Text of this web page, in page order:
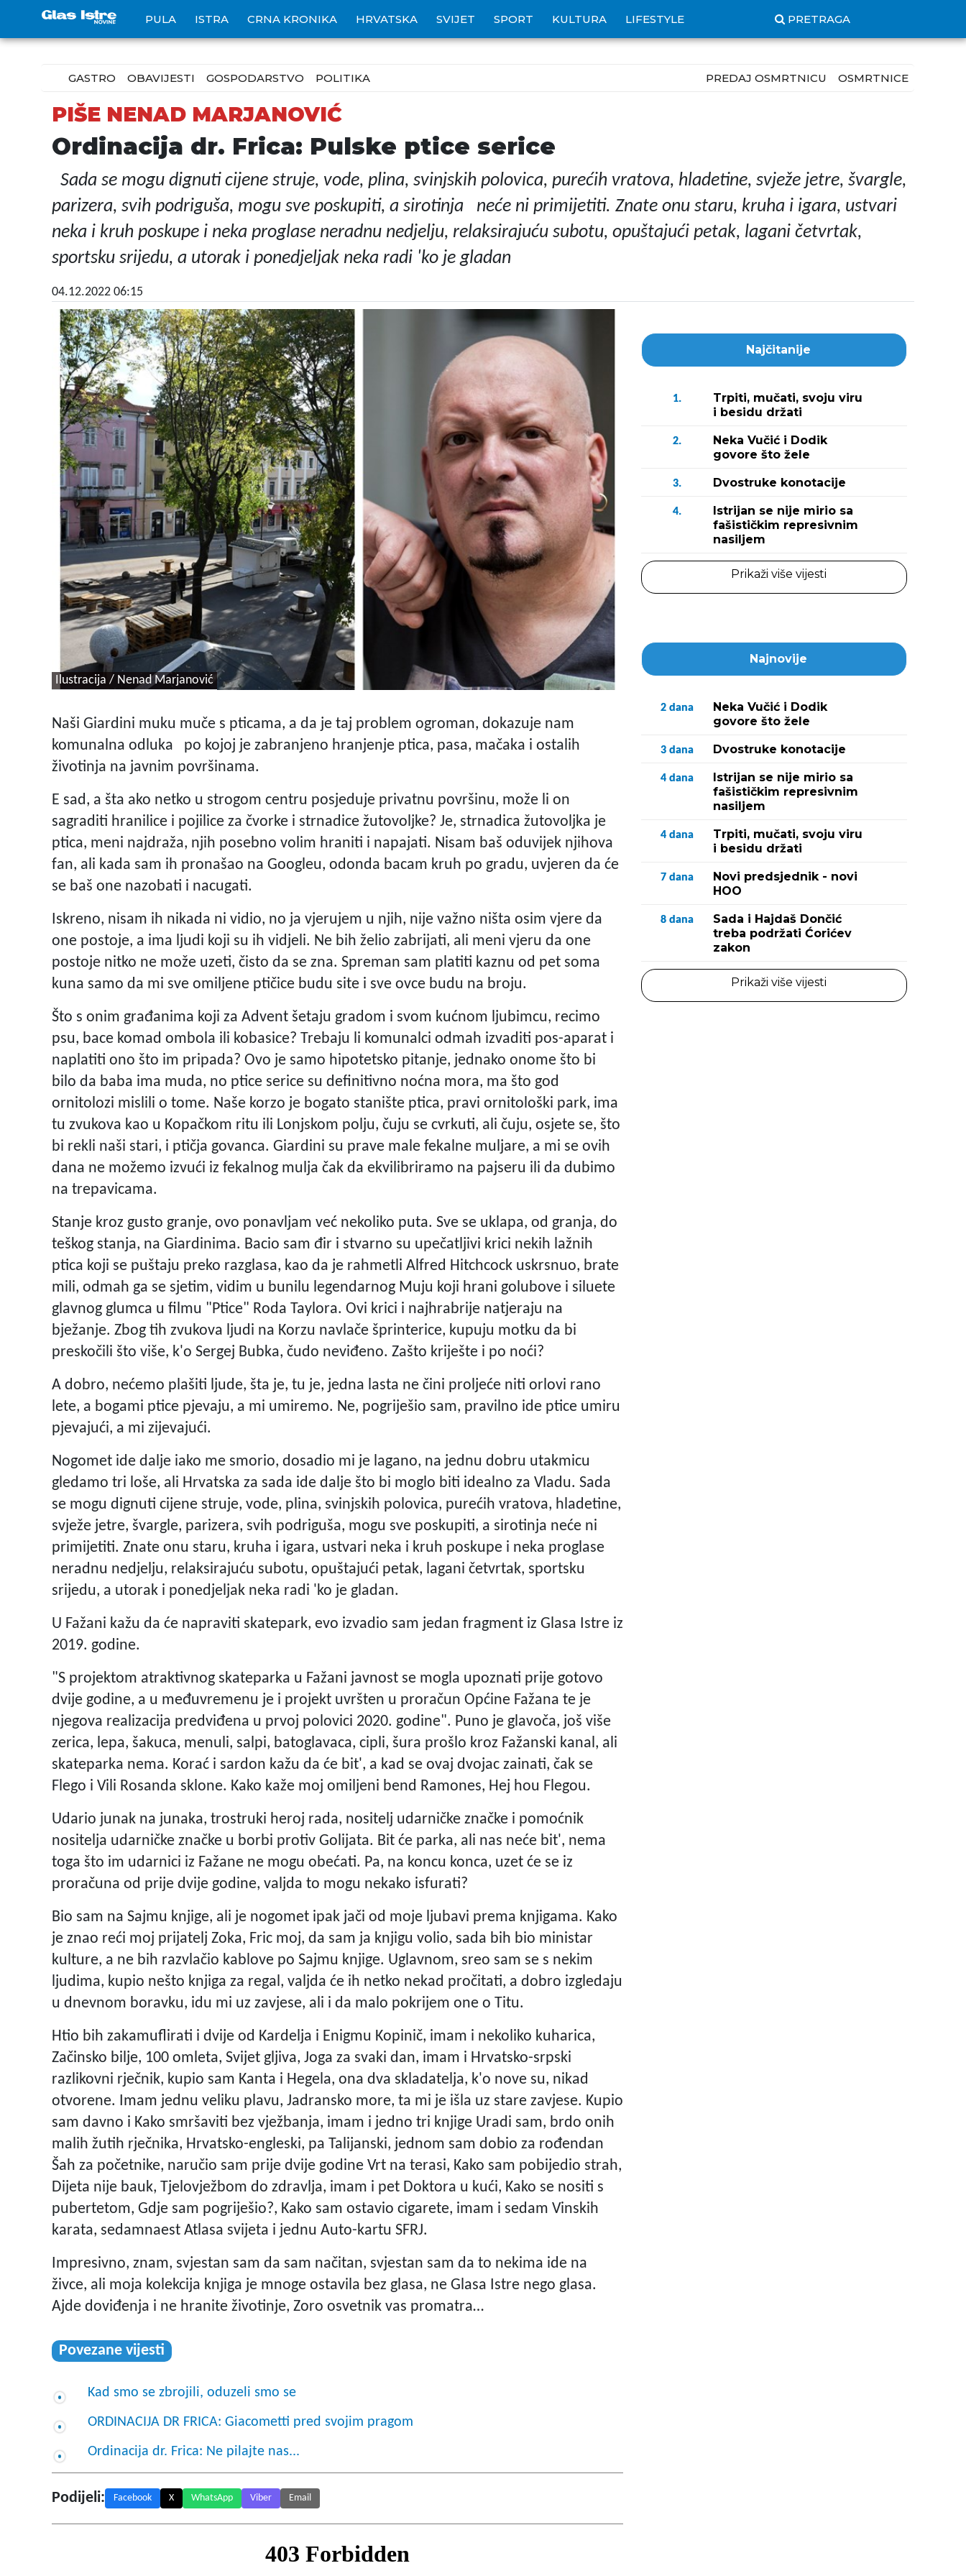
PULA ISTRA CRNA KRONIKA HRVATSKA SVIJET SPORT KULTURA LIFESTYLE PRETRAGA
GASTRO OBAVIJESTI GOSPODARSTVO POLITIKA PREDAJ OSMRTNICU OSMRTNICE
PIŠE NENAD MARJANOVIĆ
Ordinacija dr. Frica: Pulske ptice serice
Sada se mogu dignuti cijene struje, vode, plina, svinjskih polovica, purećih vratova, hladetine, svježe jetre, švargle,
parizera, svih podriguša, mogu sve poskupiti, a sirotinja neće ni primijetiti. Znate onu staru, kruha i igara, ustvari
neka i kruh poskupe i neka proglase neradnu nedjelju, relaksirajuću subotu, opuštajući petak, lagani četvrtak,
sportsku srijedu, a utorak i ponedjeljak neka radi 'ko je gladan
04.12.2022 06:15
Ilustracija / Nenad Marjanović
Naši Giardini muku muče s pticama, a da je taj problem ogroman, dokazuje nam
komunalna odluka po kojoj je zabranjeno hranjenje ptica, pasa, mačaka i ostalih
životinja na javnim površinama.
E sad, a šta ako netko u strogom centru posjeduje privatnu površinu, može li on
sagraditi hranilice i pojilice za čvorke i strnadice žutovoljke? Je, strnadica žutovoljka je
ptica, meni najdraža, njih posebno volim hraniti i napajati. Nisam baš oduvijek njihova
fan, ali kada sam ih pronašao na Googleu, odonda bacam kruh po gradu, uvjeren da će
se baš one nazobati i nacugati.
Iskreno, nisam ih nikada ni vidio, no ja vjerujem u njih, nije važno ništa osim vjere da
one postoje, a ima ljudi koji su ih vidjeli. Ne bih želio zabrijati, ali meni vjeru da one
postoje nitko ne može uzeti, čisto da se zna. Spreman sam platiti kaznu od pet soma
kuna samo da mi sve omiljene ptičice budu site i sve ovce budu na broju.
Što s onim građanima koji za Advent šetaju gradom i svom kućnom ljubimcu, recimo
psu, bace komad ombola ili kobasice? Trebaju li komunalci odmah izvaditi pos-aparat i
naplatiti ono što im pripada? Ovo je samo hipotetsko pitanje, jednako onome što bi
bilo da baba ima muda, no ptice serice su definitivno noćna mora, ma što god
ornitolozi mislili o tome. Naše korzo je bogato stanište ptica, pravi ornitološki park, ima
tu zvukova kao u Kopačkom ritu ili Lonjskom polju, čuju se cvrkuti, ali čuju, osjete se, što
bi rekli naši stari, i ptičja govanca. Giardini su prave male fekalne muljare, a mi se ovih
dana ne možemo izvući iz fekalnog mulja čak da ekvilibriramo na pajseru ili da dubimo
na trepavicama.
Stanje kroz gusto granje, ovo ponavljam već nekoliko puta. Sve se uklapa, od granja, do
teškog stanja, na Giardinima. Bacio sam đir i stvarno su upečatljivi krici nekih lažnih
ptica koji se puštaju preko razglasa, kao da je rahmetli Alfred Hitchcock uskrsnuo, brate
mili, odmah ga se sjetim, vidim u bunilu legendarnog Muju koji hrani golubove i siluete
glavnog glumca u filmu "Ptice" Roda Taylora. Ovi krici i najhrabrije natjeraju na
bježanje. Zbog tih zvukova ljudi na Korzu navlače šprinterice, kupuju motku da bi
preskočili što više, k'o Sergej Bubka, čudo neviđeno. Zašto kriješte i po noći?
A dobro, nećemo plašiti ljude, šta je, tu je, jedna lasta ne čini proljeće niti orlovi rano
lete, a bogami ptice pjevaju, a mi umiremo. Ne, pogriješio sam, pravilno ide ptice umiru
pjevajući, a mi zijevajući.
Nogomet ide dalje iako me smorio, dosadio mi je lagano, na jednu dobru utakmicu
gledamo tri loše, ali Hrvatska za sada ide dalje što bi moglo biti idealno za Vladu. Sada
se mogu dignuti cijene struje, vode, plina, svinjskih polovica, purećih vratova, hladetine,
svježe jetre, švargle, parizera, svih podriguša, mogu sve poskupiti, a sirotinja neće ni
primijetiti. Znate onu staru, kruha i igara, ustvari neka i kruh poskupe i neka proglase
neradnu nedjelju, relaksirajuću subotu, opuštajući petak, lagani četvrtak, sportsku
srijedu, a utorak i ponedjeljak neka radi 'ko je gladan.
U Fažani kažu da će napraviti skatepark, evo izvadio sam jedan fragment iz Glasa Istre iz
2019. godine.
"S projektom atraktivnog skateparka u Fažani javnost se mogla upoznati prije gotovo
dvije godine, a u međuvremenu je i projekt uvršten u proračun Općine Fažana te je
njegova realizacija predviđena u prvoj polovici 2020. godine". Puno je glavoča, još više
zerica, lepa, šakuca, menuli, salpi, batoglavaca, cipli, šura prošlo kroz Fažanski kanal, ali
skateparka nema. Korać i sardon kažu da će bit', a kad se ovaj dvojac zainati, čak se
Flego i Vili Rosanda sklone. Kako kaže moj omiljeni bend Ramones, Hej hou Flegou.
Udario junak na junaka, trostruki heroj rada, nositelj udarničke značke i pomoćnik
nositelja udarničke značke u borbi protiv Golijata. Bit će parka, ali nas neće bit', nema
toga što im udarnici iz Fažane ne mogu obećati. Pa, na koncu konca, uzet će se iz
proračuna od prije dvije godine, valjda to mogu nekako isfurati?
Bio sam na Sajmu knjige, ali je nogomet ipak jači od moje ljubavi prema knjigama. Kako
je znao reći moj prijatelj Zoka, Fric moj, da sam ja knjigu volio, sada bih bio ministar
kulture, a ne bih razvlačio kablove po Sajmu knjige. Uglavnom, sreo sam se s nekim
ljudima, kupio nešto knjiga za regal, valjda će ih netko nekad pročitati, a dobro izgledaju
u dnevnom boravku, idu mi uz zavjese, ali i da malo pokrijem one o Titu.
Htio bih zakamuflirati i dvije od Kardelja i Enigmu Kopinič, imam i nekoliko kuharica,
Začinsko bilje, 100 omleta, Svijet gljiva, Joga za svaki dan, imam i Hrvatsko-srpski
razlikovni rječnik, kupio sam Kanta i Hegela, ona dva skladatelja, k'o nove su, nikad
otvorene. Imam jednu veliku plavu, Jadransko more, ta mi je išla uz stare zavjese. Kupio
sam davno i Kako smršaviti bez vježbanja, imam i jedno tri knjige Uradi sam, brdo onih
malih žutih rječnika, Hrvatsko-engleski, pa Talijanski, jednom sam dobio za rođendan
Šah za početnike, naručio sam prije dvije godine Vrt na terasi, Kako sam pobijedio strah,
Dijeta nije bauk, Tjelovježbom do zdravlja, imam i pet Doktora u kući, Kako se nositi s
pubertetom, Gdje sam pogriješio?, Kako sam ostavio cigarete, imam i sedam Vinskih
karata, sedamnaest Atlasa svijeta i jednu Auto-kartu SFRJ.
Impresivno, znam, svjestan sam da sam načitan, svjestan sam da to nekima ide na
živce, ali moja kolekcija knjiga je mnoge ostavila bez glasa, ne Glasa Istre nego glasa.
Ajde doviđenja i ne hranite životinje, Zoro osvetnik vas promatra…
Povezane vijesti
Kad smo se zbrojili, oduzeli smo se
ORDINACIJA DR FRICA: Giacometti pred svojim pragom
Ordinacija dr. Frica: Ne pilajte nas...
Podijeli: Facebook X WhatsApp Viber Email
Najčitanije
1.
Trpiti, mučati, svoju viru
i besidu držati
2.
Neka Vučić i Dodik
govore što žele
3. Dvostruke konotacije
4.
Istrijan se nije mirio sa
fašističkim represivnim
nasiljem
Prikaži više vijesti
Najnovije
2 dana
Neka Vučić i Dodik
govore što žele
3 dana Dvostruke konotacije
4 dana
Istrijan se nije mirio sa
fašističkim represivnim
nasiljem
4 dana
Trpiti, mučati, svoju viru
i besidu držati
7 dana
Novi predsjednik - novi
HOO
8 dana
Sada i Hajdaš Dončić
treba podržati Ćorićev
zakon
Prikaži više vijesti